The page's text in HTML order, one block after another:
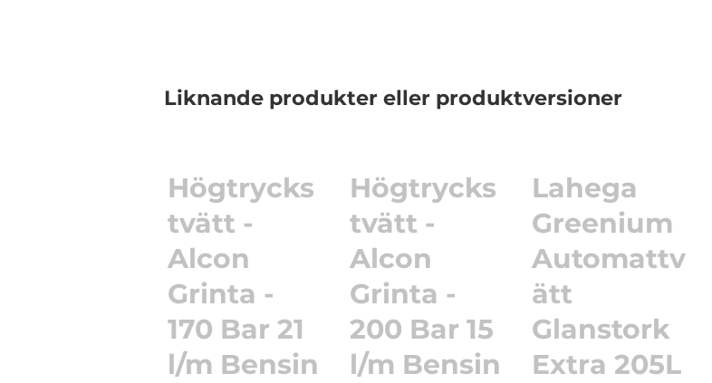
Liknande produkter eller produktversioner
Högtrycks
tvätt -
Alcon
Grinta -
170 Bar 21
l/m Bensin
Högtrycks
tvätt -
Alcon
Grinta -
200 Bar 15
l/m Bensin
Lahega
Greenium
Automattv
ätt
Glanstork
Extra 205L